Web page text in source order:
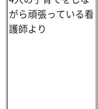
がら頑張っている看
護師より